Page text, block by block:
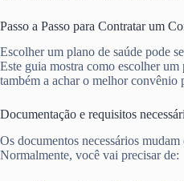
Passo a Passo para Contratar um
Escolher um plano de saúde pode
Este guia mostra como escolher
também a achar o melhor convênio
Documentação e requisitos
Os documentos necessários
Normalmente, você vai precisar de: